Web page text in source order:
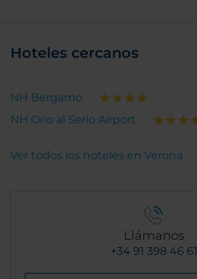
Hoteles cercanos
NH Bergamo
NH Orio al Serio Airport
Ver todos los hoteles en Verona
Llámanos
+34 91 398 46 61